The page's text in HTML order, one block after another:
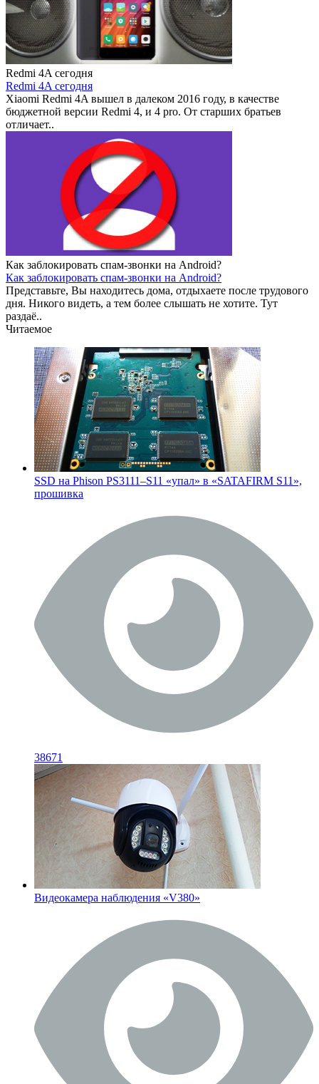
Redmi 4A сегодня
Redmi 4A сегодня
Xiaomi Redmi 4A вышел в далеком 2016 году, в качестве
бюджетной версии Redmi 4, и 4 pro. От старших братьев
отличает..
Как заблокировать спам-звонки на Android?
Как заблокировать спам-звонки на Android?
Представьте, Вы находитесь дома, отдыхаете после трудового
дня. Никого видеть, а тем более слышать не хотите. Тут
раздаё..
Читаемое
SSD на Phison PS3111–S11 «упал» в «SATAFIRM S11»,
прошивка
38671
Видеокамера наблюдения «V380»